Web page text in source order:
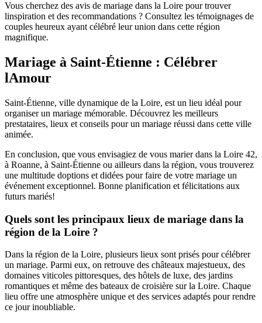
Vous cherchez des avis de mariage dans la Loire pour trouver
linspiration et des recommandations ? Consultez les témoignages de
couples heureux ayant célébré leur union dans cette région
magnifique.
Mariage à Saint-Étienne : Célébrer
lAmour
Saint-Étienne, ville dynamique de la Loire, est un lieu idéal pour
organiser un mariage mémorable. Découvrez les meilleurs
prestataires, lieux et conseils pour un mariage réussi dans cette ville
animée.
En conclusion, que vous envisagiez de vous marier dans la Loire 42,
à Roanne, à Saint-Étienne ou ailleurs dans la région, vous trouverez
une multitude doptions et didées pour faire de votre mariage un
événement exceptionnel. Bonne planification et félicitations aux
futurs mariés!
Quels sont les principaux lieux de mariage dans la
région de la Loire ?
Dans la région de la Loire, plusieurs lieux sont prisés pour célébrer
un mariage. Parmi eux, on retrouve des châteaux majestueux, des
domaines viticoles pittoresques, des hôtels de luxe, des jardins
romantiques et même des bateaux de croisière sur la Loire. Chaque
lieu offre une atmosphère unique et des services adaptés pour rendre
ce jour inoubliable.